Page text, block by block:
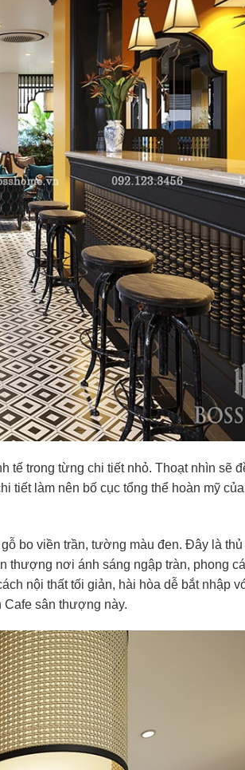
tế trong từng chi tiết nhỏ. Thoạt nhìn sẽ
tiết làm nên bố cục tổng thể hoàn mỹ
bo viền trần, tường màu đen. Đây là
thượng nơi ánh sáng ngập tràn, phong
nội thất tối giản, hài hòa dễ bắt nhập
Cafe sân thượng này.